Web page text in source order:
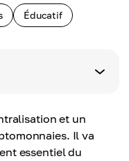
Éducatif
et un
Il va
essentiel du